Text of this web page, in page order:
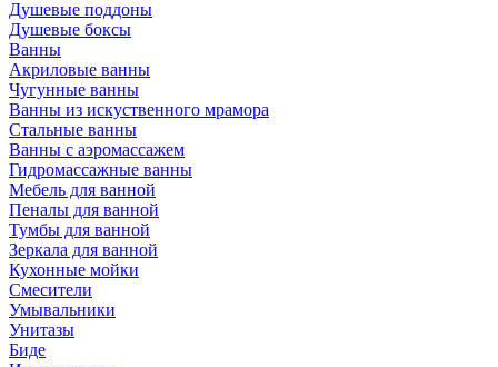
Душевые поддоны
Душевые боксы
Ванны
Акриловые ванны
Чугунные ванны
Ванны из искуственного мрамора
Стальные ванны
Ванны с аэромассажем
Гидромассажные ванны
Мебель для ванной
Пеналы для ванной
Тумбы для ванной
Зеркала для ванной
Кухонные мойки
Смесители
Умывальники
Унитазы
Биде